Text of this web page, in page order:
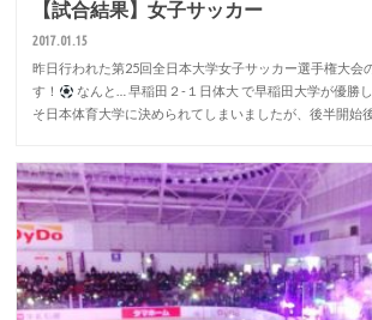
【試合結果】女子サッカー
2017.01.15
昨日行われた第25回全日本大学女子サッカー選手権大会
す！
なんと… 早稲田２-１日体大 で早稲田大学が優勝
そ日本体育大学に決められてしまいましたが、後半開始